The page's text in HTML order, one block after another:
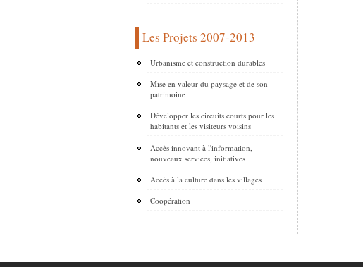
Les Projets 2007-2013
Urbanisme et construction durables
Mise en valeur du paysage et de son
patrimoine
Développer les circuits courts pour les
habitants et les visiteurs voisins
Accès innovant à l'information,
nouveaux services, initiatives
Accès à la culture dans les villages
Coopération